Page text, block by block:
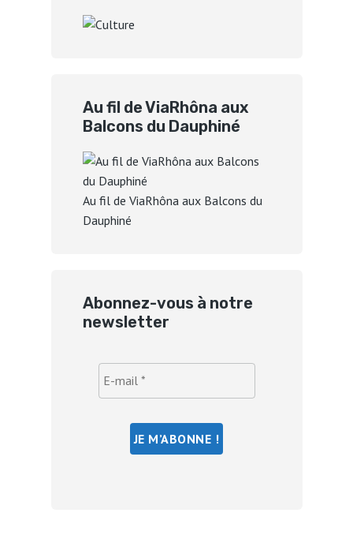
Au fil de ViaRhôna aux
Balcons du Dauphiné
Au fil de ViaRhôna aux Balcons du
Dauphiné
Abonnez-vous à notre
newsletter